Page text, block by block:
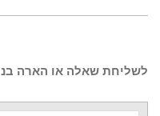
לשליחת שאלה או הארה